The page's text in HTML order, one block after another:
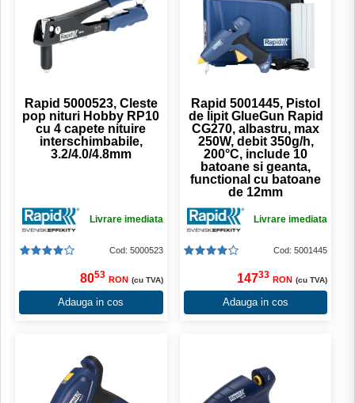
Rapid 5000523, Cleste
pop nituri Hobby RP10
cu 4 capete nituire
interschimbabile,
3.2/4.0/4.8mm
Livrare imediata
Cod: 5000523
8053 RON (cu TVA)
Adauga in cos
Rapid 5001445, Pistol
de lipit GlueGun Rapid
CG270, albastru, max
250W, debit 350g/h,
200°C, include 10
batoane si geanta,
functional cu batoane
de 12mm
Livrare imediata
Cod: 5001445
14733 RON (cu TVA)
Adauga in cos